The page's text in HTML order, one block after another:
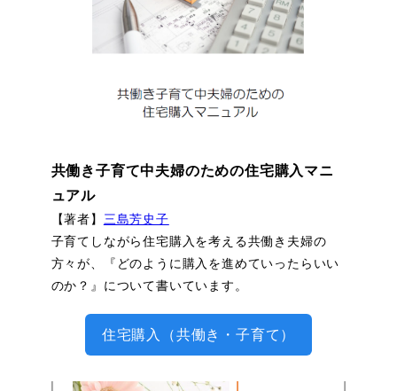
共働き子育て中夫婦のための住宅購入マニ
ュアル
【著者】 三島芳史子
子育てしながら住宅購入を考える共働き夫婦の
方々が、『どのように購入を進めていったらいい
のか？』について書いています。
住宅購入（共働き・子育て）